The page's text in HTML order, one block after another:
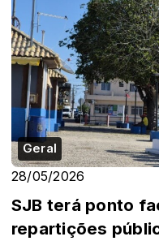
Geral
28/05/2026
SJB terá ponto
repartições